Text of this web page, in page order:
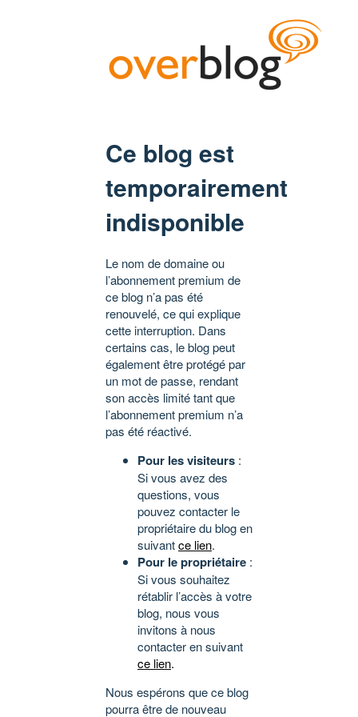
Ce blog est
temporairement
indisponible
Le nom de domaine ou
l’abonnement premium de
ce blog n’a pas été
renouvelé, ce qui explique
cette interruption. Dans
certains cas, le blog peut
également être protégé par
un mot de passe, rendant
son accès limité tant que
l’abonnement premium n’a
pas été réactivé.
Pour les visiteurs :
Si vous avez des
questions, vous
pouvez contacter le
propriétaire du blog en
suivantce lien.
Pour le propriétaire :
Si vous souhaitez
rétablir l’accès à votre
blog, nous vous
invitons à nous
contacter en suivant
ce lien.
Nous espérons que ce blog
pourra être de nouveau